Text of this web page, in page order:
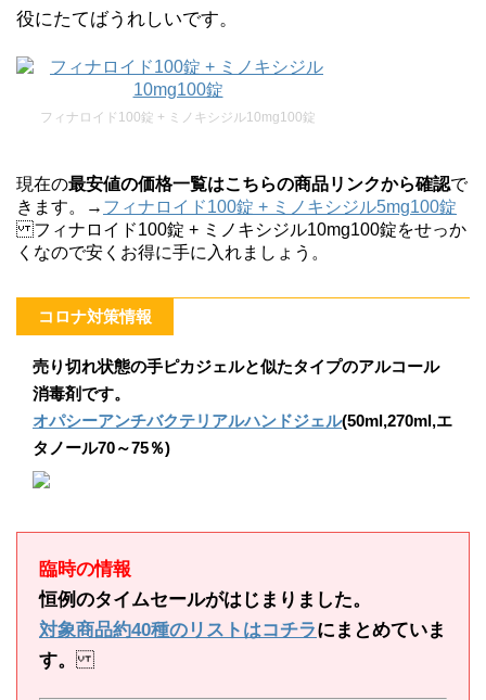
役にたてばうれしいです。
フィナロイド100錠 + ミノキシジル10mg100錠
現在の最安値の価格一覧はこちらの商品リンクから確認で
きます。→ フィナロイド100錠 + ミノキシジル5mg100錠
フィナロイド100錠 + ミノキシジル10mg100錠をせっか
くなので安くお得に手に入れましょう。
コロナ対策情報
売り切れ状態の手ピカジェルと似たタイプのアルコール
消毒剤です。
オパシーアンチバクテリアルハンドジェル(50ml,270ml,エ
タノール70～75％)
臨時の情報
恒例のタイムセールがはじまりました。
対象商品約40種のリストはコチラにまとめていま
す。